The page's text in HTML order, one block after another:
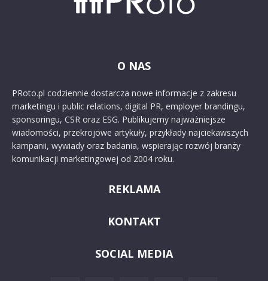
O NAS
PRoto.pl codziennie dostarcza nowe informacje z zakresu
marketingu i public relations, digital PR, employer brandingu,
sponsoringu, CSR oraz ESG. Publikujemy najważniejsze
wiadomości, przekrojowe artykuły, przykłady najciekawszych
kampanii, wywiady oraz badania, wspierając rozwój branży
komunikacji marketingowej od 2004 roku.
REKLAMA
KONTAKT
SOCIAL MEDIA